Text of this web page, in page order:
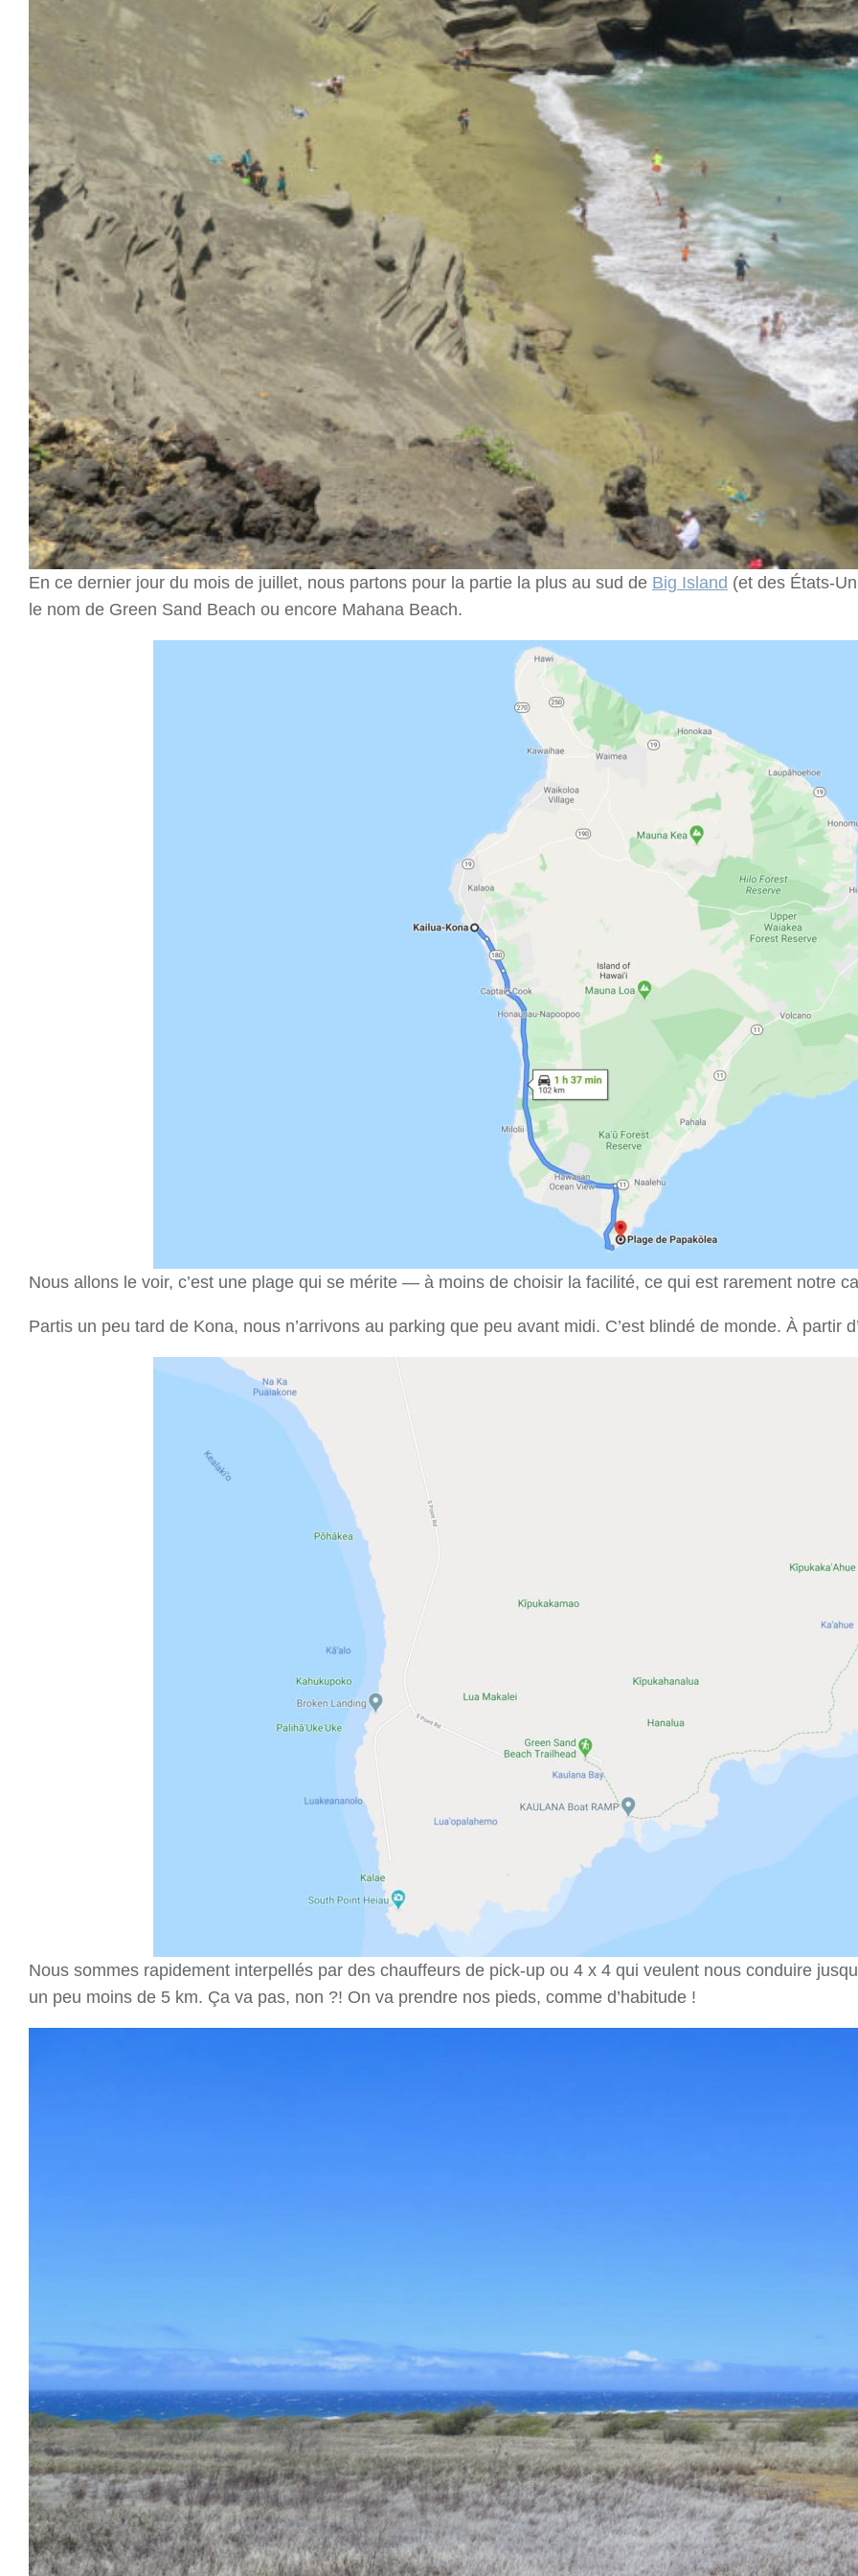
En ce dernier jour du mois de juillet, nous partons pour la partie la plus au sud de Big Island (et des États-
le nom de Green Sand Beach ou encore Mahana Beach.
Nous allons le voir, c’est une plage qui se mérite — à moins de choisir la facilité, ce qui est rarement notre
Partis un peu tard de Kona, nous n’arrivons au parking que peu avant midi. C’est blindé de monde. À partir
Nous sommes rapidement interpellés par des chauffeurs de pick-up ou 4 x 4 qui veulent nous conduire
un peu moins de 5 km. Ça va pas, non ?! On va prendre nos pieds, comme d’habitude !